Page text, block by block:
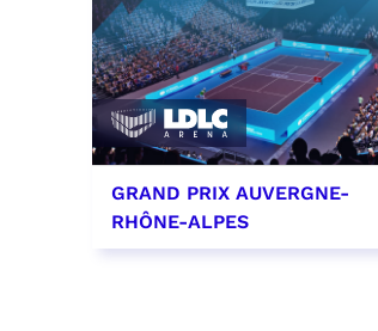
GRAND PRIX AUVERGNE-
RHÔNE-ALPES